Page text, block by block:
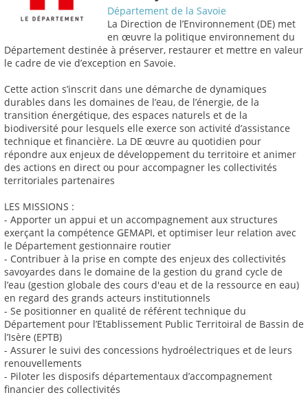
Département de la Savoie
La Direction de l’Environnement (DE) met
en œuvre la politique environnement du
Département destinée à préserver, restaurer et mettre en valeur
le cadre de vie d’exception en Savoie.
Cette action s’inscrit dans une démarche de dynamiques
durables dans les domaines de l’eau, de l’énergie, de la
transition énergétique, des espaces naturels et de la
biodiversité pour lesquels elle exerce son activité d’assistance
technique et financière. La DE œuvre au quotidien pour
répondre aux enjeux de développement du territoire et animer
des actions en direct ou pour accompagner les collectivités
territoriales partenaires
LES MISSIONS :
- Apporter un appui et un accompagnement aux structures
exerçant la compétence GEMAPI, et optimiser leur relation avec
le Département gestionnaire routier
- Contribuer à la prise en compte des enjeux des collectivités
savoyardes dans le domaine de la gestion du grand cycle de
l’eau (gestion globale des cours d'eau et de la ressource en eau)
en regard des grands acteurs institutionnels
- Se positionner en qualité de référent technique du
Département pour l’Etablissement Public Territoiral de Bassin de
l’Isère (EPTB)
- Assurer le suivi des concessions hydroélectriques et de leurs
renouvellements
- Piloter les disposifs départementaux d’accompagnement
financier des collectivités